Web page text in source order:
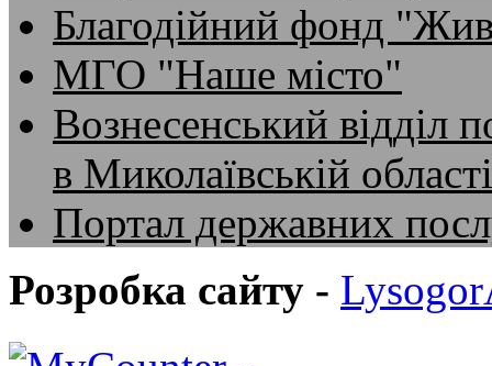
Благодійний фонд
МГО "Наше місто"
Вознесенський відділ
в Миколаївській області
Портал державних
Розробка сайту -